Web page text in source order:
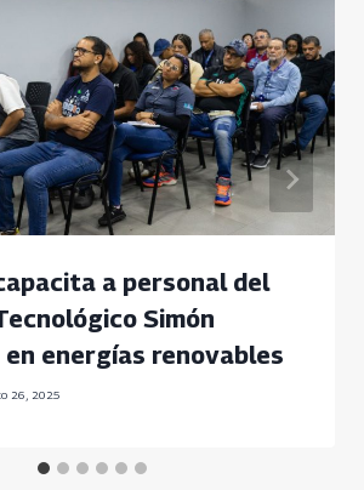
a personal del
Simón
energías renovables
26, 2025